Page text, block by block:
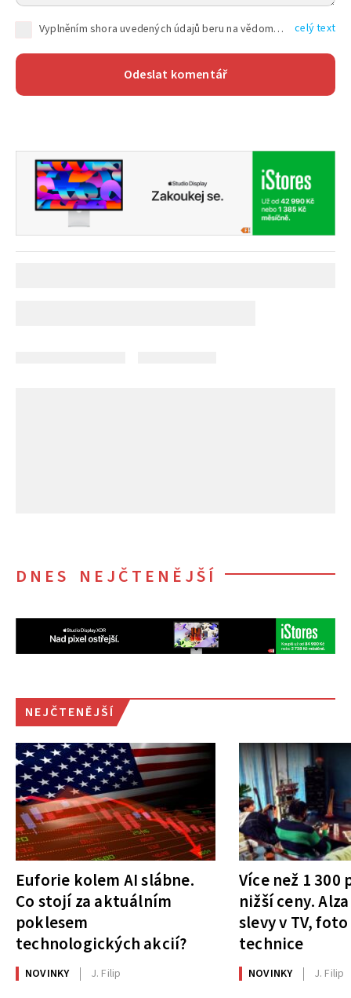
Vyplněním shora uvedených údajů beru na vědomí, že společnost TEXT FACTORY s.r.o., sídlem Brno, Durďákova 336/29, Černá Pole, PSČ: 613 00, IČ: 06157831, zapsané u Krajského soudu v Brně, oddíl C, vložka 100399, bude zpracovávat mé osobní údaje uvedené v rámci mnou vyplněného registračního formuláře na základě oprávněných zájmů TEXT FACTORY s.r.o. dle čl. 6 odst. 1 písm. f) GDPR a pro splnění právních povinností (čl. 6 odst. 1 písm. c) GDPR), a to pro tyto účely: nezbytnost zajistit oprávnění návštěvníka webových stránek provozovaných společností TEXT FACTORY s.r.o. přispívat aktivně ke zveřejněným článkům nebo v rámci diskusních fór a výkon práv TEXT FACTORY s.r.o. jako administrátora těchto diskusních fór. Více informací o zpracování osobních údajů a právech lze nalézt v celý text
DNES NEJČTENĚJŠÍ
NEJČTENĚJŠÍ
Euforie kolem AI slábne.
Co stojí za aktuálním
poklesem
technologických akcií?
NOVINKY J. Filip
Více než 1
nižší ceny.
slevy v TV,
technice
NOVINKY J. Filip